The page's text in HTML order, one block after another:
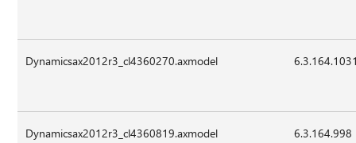
Dynamicsax2012r3_cl4360270.axmodel
Dynamicsax2012r3_cl4360819.axmodel 6.3.164.998